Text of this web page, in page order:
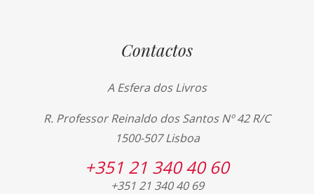
Contactos
A Esfera dos Livros
R. Professor Reinaldo dos Santos Nº 42 R/C
1500-507 Lisboa
+351 21 340 40 60
+351 21 340 40 69